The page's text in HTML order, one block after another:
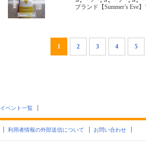
ブランド【Summer’s Eve
1 2 3 4 5
イベント一覧
利用者情報の外部送信について お問い合わせ